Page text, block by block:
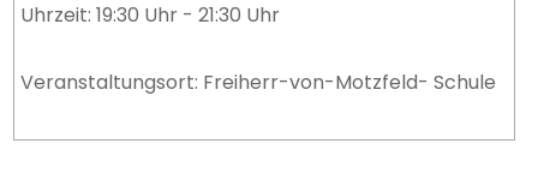
Uhrzeit: 19:30 Uhr - 21:30 Uhr
Veranstaltungsort: Freiherr-von-Motzfeld- Schule